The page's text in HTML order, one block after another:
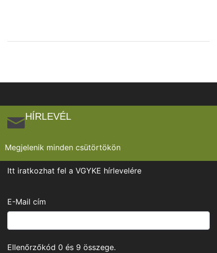
HÍRLEVÉL
Megjelenik minden csütörtökön
Itt iratkozhat fel a VGYKE hírlevelére
E-Mail cím
Ellenőrzőkód 0 és 9 összege.